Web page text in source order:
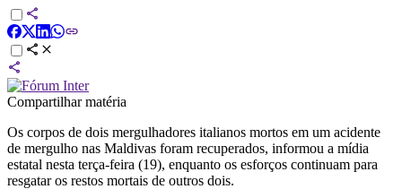
Compartilhar matéria
Os corpos de dois mergulhadores italianos mortos em um acidente
de mergulho nas Maldivas foram recuperados, informou a mídia
estatal nesta terça-feira (19), enquanto os esforços continuam para
resgatar os restos mortais de outros dois.